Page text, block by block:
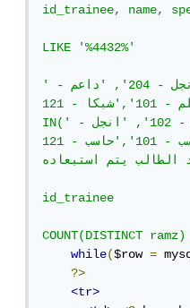
id_trainee, name,
LIKE '%4432%'
'داعم - 221', 'انجل - 204', 'داعم -
151','اسلم - 101','شبكا - 121') AND ramz NOT
IN('حاسب - 102', 'انجل - 102', 'انجل -
101','حاسب - 101','حاسب - 121')// هذه المواد
الطالب يتم استبعاده
id_trainee
COUNT(DISTINCT
while($row =
?>
<tr>